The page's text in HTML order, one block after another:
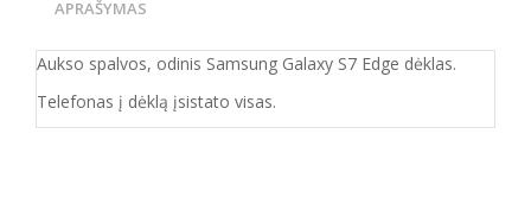
APRAŠYMAS
Aukso spalvos, odinis Samsung Galaxy S7 Edge dėklas.
Telefonas į dėklą įsistato visas.